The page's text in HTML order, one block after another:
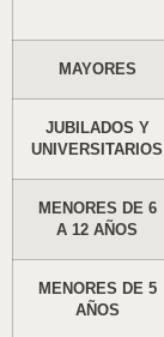
MAYORES
JUBILADOS Y
UNIVERSITARIOS
MENORES DE 6
A 12 AÑOS
MENORES DE 5
AÑOS